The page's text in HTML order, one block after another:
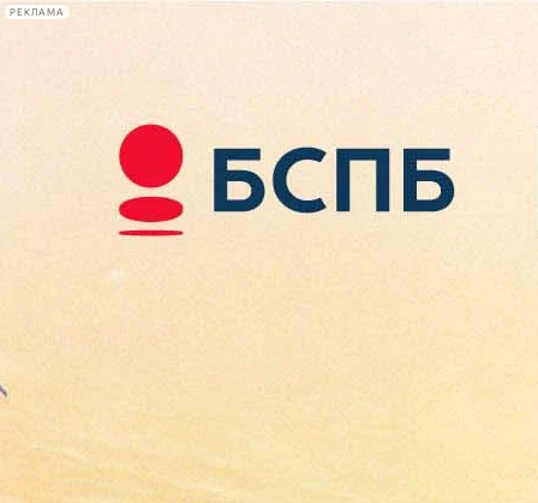
РЕКЛАМА
Сегодня:
2026.08.08
05:37
Афиша Plus